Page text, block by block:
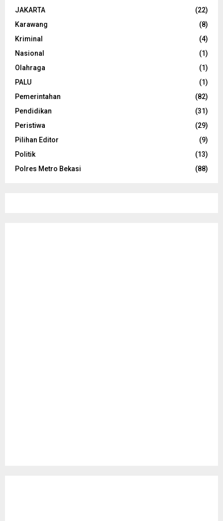
JAKARTA
(22)
Karawang
(8)
Kriminal
(4)
Nasional
(1)
Olahraga
(1)
PALU
(1)
Pemerintahan
(82)
Pendidikan
(31)
Peristiwa
(29)
Pilihan Editor
(9)
Politik
(13)
Polres Metro Bekasi
(88)